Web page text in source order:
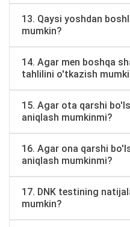
13. Qaysi yoshdan
mumkin?
14. Agar men boshqa
tahlilini o'tkazish
15. Agar ota qarshi
aniqlash mumkinmi?
16. Agar ona qarshi
aniqlash mumkinmi?
17. DNK testining
mumkin?